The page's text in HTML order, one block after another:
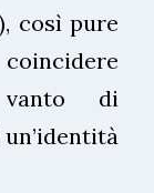
così pure
di